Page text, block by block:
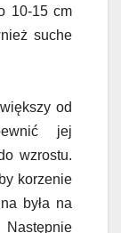
10-15 cm
suche
od
jej
wzrostu.
korzenie
była na